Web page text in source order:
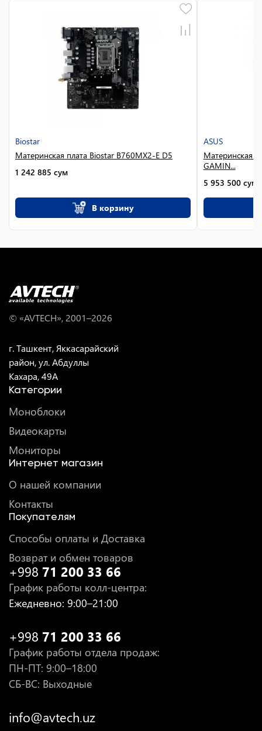
Biostar
Материнская плата Biostar B760MX2-E D5
1 242 885 сум
В корзину
ASUS
Материнская
GAMIN...
5 953 500 сум
© «AVTECH», 2001–2026
г. Ташкент, Яккасарайский
район, ул. Абдуллы
Кахара, 49A
Категории
Моноблоки
Видеокарты
Мониторы
Интернет магазин
О нашей компании
Контакты
Покупателям
Способы оплаты и Доставка
Возврат и обмен товаров
+998 71 200 33 66
График работы колл-центра:
Ежедневно: 9:00–21:00
+998 71 200 33 66
График работы отдела продаж:
ПН-ПТ: 9:00–18:00
СБ-ВС: Выходные
info@avtech.uz